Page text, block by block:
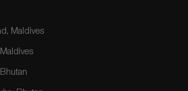
Maldives